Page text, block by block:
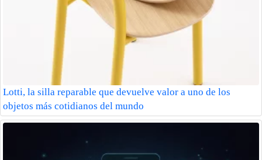
Lotti, la silla reparable que devuelve valor a uno de los
objetos más cotidianos del mundo